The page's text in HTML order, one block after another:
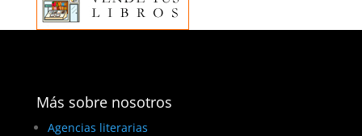
Más sobre nosotros
Agencias literarias